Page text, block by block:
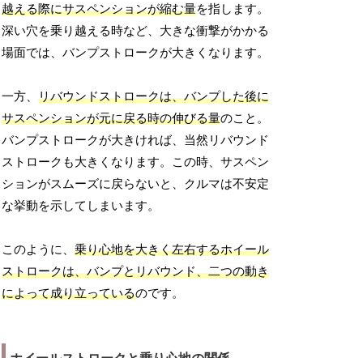
越える際にサスペンションが縮む量を指します。
深い穴を乗り越える時など、大きな衝撃がかかる
場面では、バンプストロークが大きくなります。
一方、リバウンドストロークは、バンプした後に
サスペンションが元に戻る時の伸びる量のこと。
バンプストロークが大きければ、当然リバウンド
ストロークも大きくなります。この時、サスペン
ションがスムーズに戻らないと、クルマは不安定
な挙動を示してしまいます。
このように、乗り心地を大きく左右するホイール
ストロークは、バンプとリバウンド、二つの動き
によって成り立っているのです。